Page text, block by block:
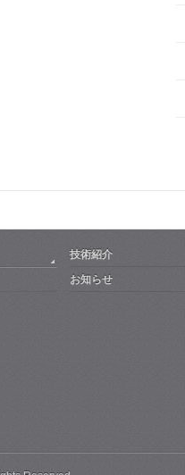
技術紹介
お知らせ